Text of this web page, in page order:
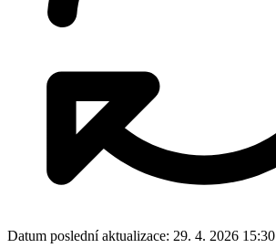
Datum poslední aktualizace: 29. 4. 2026 15:30